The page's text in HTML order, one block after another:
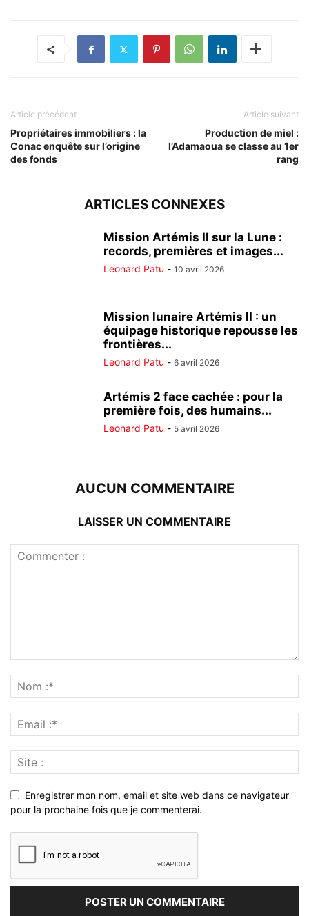
Article précédent
Propriétaires immobiliers : la
Conac enquête sur l’origine
des fonds
Article suivant
Production de miel :
l’Adamaoua se classe au 1er
rang
ARTICLES CONNEXES
Mission Artémis II sur la Lune :
records, premières et images...
Leonard Patu - 10 avril 2026
Mission lunaire Artémis II : un
équipage historique repousse les
frontières...
Leonard Patu - 6 avril 2026
Artémis 2 face cachée : pour la
première fois, des humains...
Leonard Patu - 5 avril 2026
AUCUN COMMENTAIRE
LAISSER UN COMMENTAIRE
Enregistrer mon nom, email et site web dans ce navigateur
pour la prochaine fois que je commenterai.